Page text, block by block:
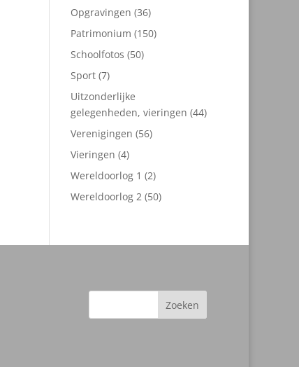
Opgravingen 3636
producten
Patrimonium 150150
Schoolfotos 5050
Sport 77
producten
Uitzonderlijke
gelegenheden, vieringen 4444
Verenigingen 5656
Vieringen 44
producten
Wereldoorlog 1 22
producten
Wereldoorlog 2 5050